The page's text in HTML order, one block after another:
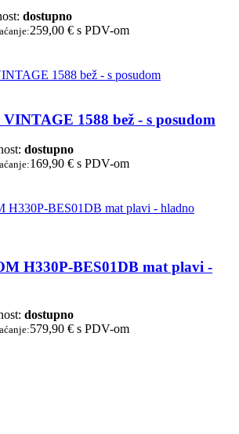
dostupno
259,00 € s PDV-om
1588 bež - s posudom
dostupno
169,90 € s PDV-om
H330P-BES01DB mat plavi -
dostupno
579,90 € s PDV-om